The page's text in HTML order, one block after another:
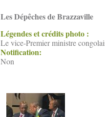
Les Dépêches de Brazzaville
Légendes et crédits photo :
Le vice-Premier ministre
Notification:
Non